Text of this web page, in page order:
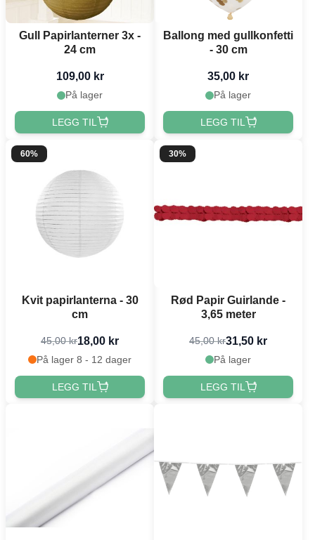
Gull Papirlanterner 3x -
24 cm
109,00 kr
På lager
LEGG TIL
Ballong med gullkonfetti
- 30 cm
35,00 kr
På lager
LEGG TIL
60%
Kvit papirlanterna - 30
cm
45,00 kr18,00 kr
På lager 8 - 12 dager
LEGG TIL
30%
Rød Papir Guirlande -
3,65 meter
45,00 kr31,50 kr
På lager
LEGG TIL